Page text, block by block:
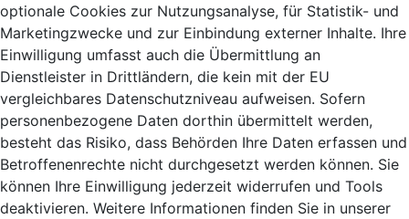
optionale Cookies zur Nutzungsanalyse, für Statistik- und
Marketingzwecke und zur Einbindung externer Inhalte. Ihre
Einwilligung umfasst auch die Übermittlung an
Dienstleister in Drittländern, die kein mit der EU
vergleichbares Datenschutzniveau aufweisen. Sofern
personenbezogene Daten dorthin übermittelt werden,
besteht das Risiko, dass Behörden Ihre Daten erfassen und
Betroffenenrechte nicht durchgesetzt werden können. Sie
können Ihre Einwilligung jederzeit widerrufen und Tools
deaktivieren. Weitere Informationen finden Sie in unserer